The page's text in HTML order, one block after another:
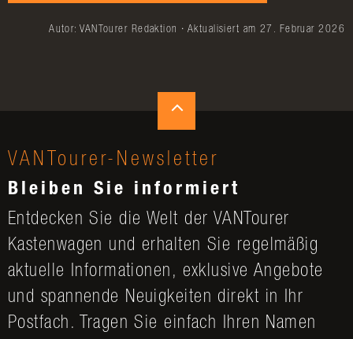
Autor: VANTourer Redaktion · Aktualisiert am 27. Februar 2026
VANTourer-Newsletter
Bleiben Sie informiert
Entdecken Sie die Welt der VANTourer
Kastenwagen und erhalten Sie regelmäßig
aktuelle Informationen, exklusive Angebote
und spannende Neuigkeiten direkt in Ihr
Postfach. Tragen Sie einfach Ihren Namen